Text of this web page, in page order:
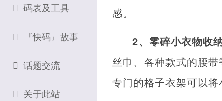
感。
2、零碎小衣物收
丝巾、各种款式的腰
专门的格子衣架可以将
码表及工具
『快码』故事
话题交流
关于此站